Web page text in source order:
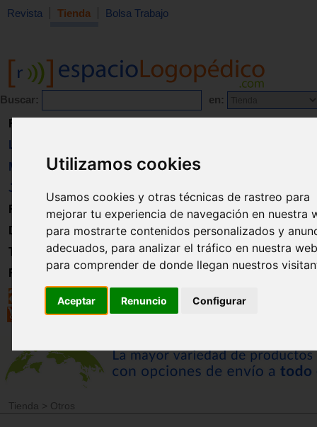
Utilizamos cookies
Usamos cookies y otras técnicas de rastreo para
mejorar tu experiencia de navegación en nuestra
para mostrarte contenidos personalizados y
adecuados, para analizar el tráfico en nuestra
para comprender de donde llegan nuestros
Aceptar Renuncio Configurar
Revista Tienda Bolsa Trabajo
Buscar: en:
Revista
Libros
Material
Juguetes
Formación
Directorio
Trabajo
Registro
Tienda > Otros